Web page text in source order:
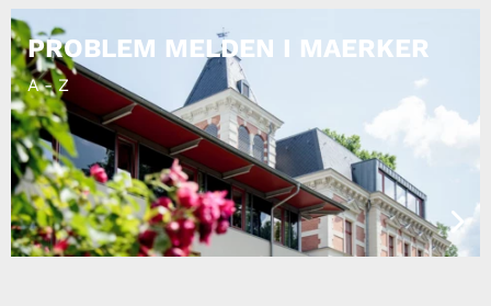
PROBLEM MELDEN I MAERKER
A - Z